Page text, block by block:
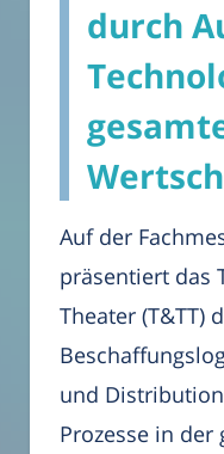
durch
Auf der
präsentiert das
Theater (T&TT)
und
Prozesse in der